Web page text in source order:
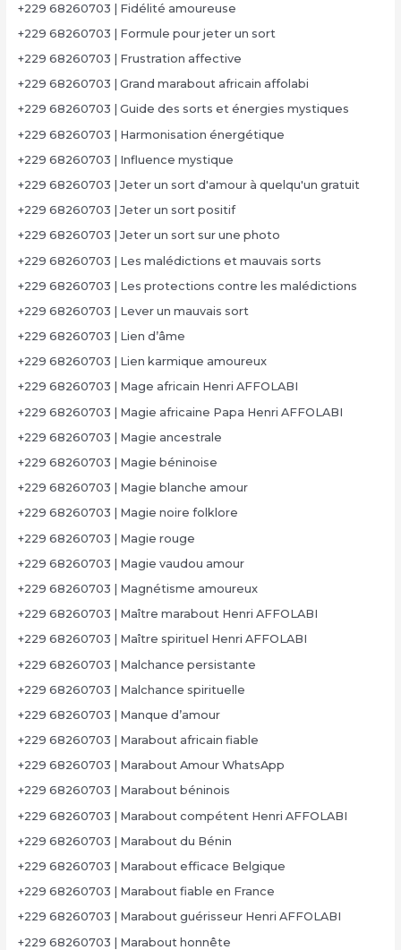
+229 68260703 | Fidélité amoureuse
+229 68260703 | Formule pour jeter un sort
+229 68260703 | Frustration affective
+229 68260703 | Grand marabout africain affolabi
+229 68260703 | Guide des sorts et énergies mystiques
+229 68260703 | Harmonisation énergétique
+229 68260703 | Influence mystique
+229 68260703 | Jeter un sort d'amour à quelqu'un gratuit
+229 68260703 | Jeter un sort positif
+229 68260703 | Jeter un sort sur une photo
+229 68260703 | Les malédictions et mauvais sorts
+229 68260703 | Les protections contre les malédictions
+229 68260703 | Lever un mauvais sort
+229 68260703 | Lien d’âme
+229 68260703 | Lien karmique amoureux
+229 68260703 | Mage africain Henri AFFOLABI
+229 68260703 | Magie africaine Papa Henri AFFOLABI
+229 68260703 | Magie ancestrale
+229 68260703 | Magie béninoise
+229 68260703 | Magie blanche amour
+229 68260703 | Magie noire folklore
+229 68260703 | Magie rouge
+229 68260703 | Magie vaudou amour
+229 68260703 | Magnétisme amoureux
+229 68260703 | Maître marabout Henri AFFOLABI
+229 68260703 | Maître spirituel Henri AFFOLABI
+229 68260703 | Malchance persistante
+229 68260703 | Malchance spirituelle
+229 68260703 | Manque d’amour
+229 68260703 | Marabout africain fiable
+229 68260703 | Marabout Amour WhatsApp
+229 68260703 | Marabout béninois
+229 68260703 | Marabout compétent Henri AFFOLABI
+229 68260703 | Marabout du Bénin
+229 68260703 | Marabout efficace Belgique
+229 68260703 | Marabout fiable en France
+229 68260703 | Marabout guérisseur Henri AFFOLABI
+229 68260703 | Marabout honnête